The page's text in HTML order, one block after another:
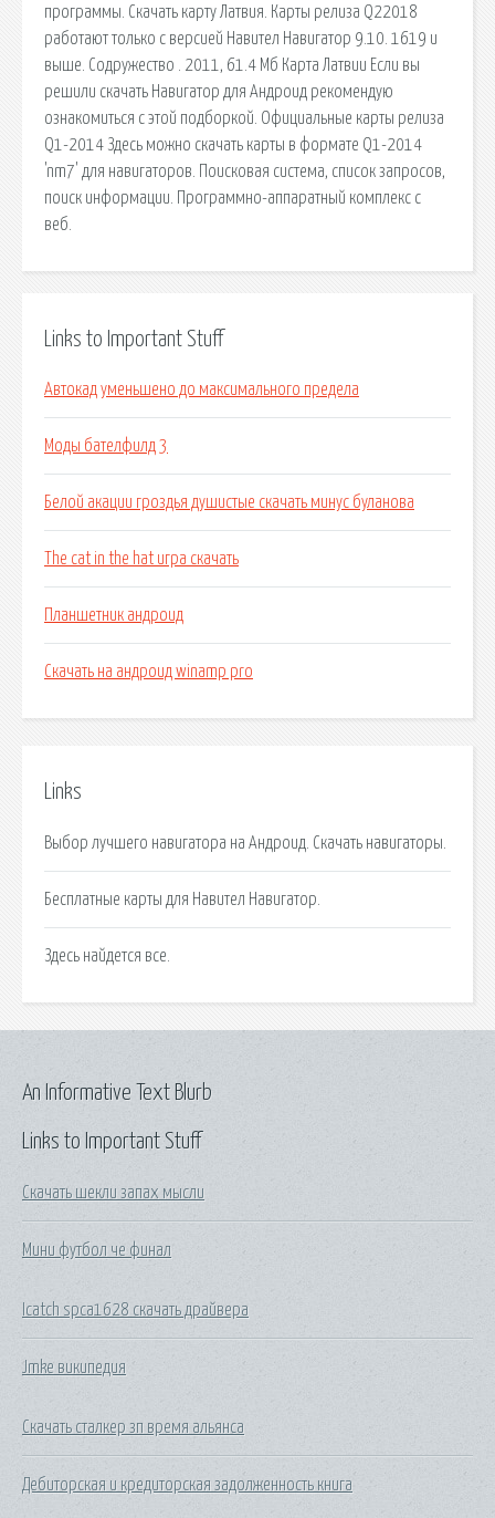
программы. Скачать карту Латвия. Карты релиза Q22018
работают только с версией Навител Навигатор 9.10. 1619 и
выше. Содружество . 2011, 61.4 Мб Карта Латвии Если вы
решили скачать Навигатор для Андроид рекомендую
ознакомиться с этой подборкой. Официальные карты релиза
Q1-2014 Здесь можно скачать карты в формате Q1-2014
'nm7' для навигаторов. Поисковая сиcтема, список запросов,
поиск информации. Программно-аппаратный комплекс с
веб.
Links to Important Stuff
Автокад уменьшено до максимального предела
Моды бателфилд 3
Белой акации гроздья душистые скачать минус буланова
The cat in the hat игра скачать
Планшетник андроид
Скачать на андроид winamp pro
Links
Выбор лучшего навигатора на Андроид. Скачать навигаторы.
Бесплатные карты для Навител Навигатор.
Здесь найдется все.
Links to Important Stuff
Скачать шекли запах мысли
Мини футбол че финал
Icatch spca1628 скачать драйвера
Jmke википедия
Скачать сталкер зп время альянса
Дебиторская и кредиторская задолженность книга
An Informative Text Blurb